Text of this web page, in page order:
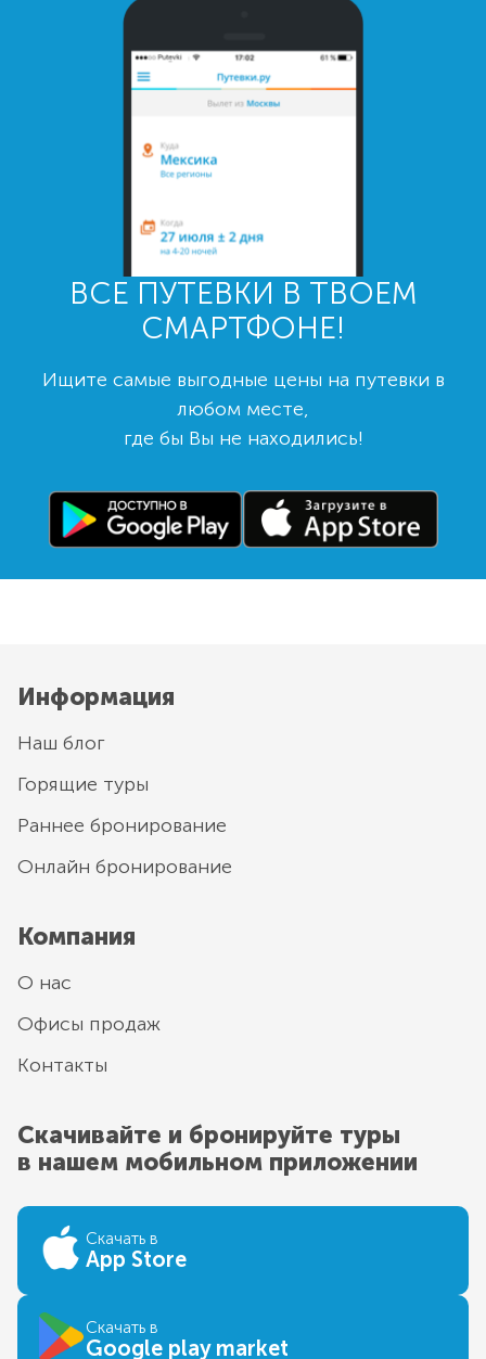
ВСЕ ПУТЕВКИ В ТВОЕМ
СМАРТФОНЕ!
Ищите самые выгодные цены на путевки в
любом месте,
где бы Вы не находились!
Информация
Наш блог
Горящие туры
Раннее бронирование
Онлайн бронирование
Компания
О нас
Офисы продаж
Контакты
Скачивайте и бронируйте туры
в нашем мобильном приложении
Скачать в
App Store
Скачать в
Google play market